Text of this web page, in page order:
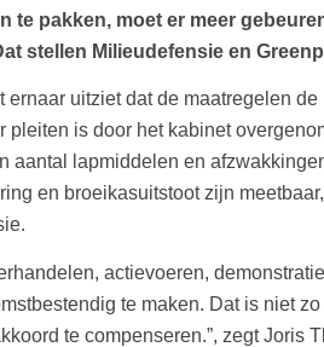
te pakken, moet er meer
stellen Milieudefensie en
ernaar uitziet dat de maatregelen
pleiten is door het kabinet
aantal lapmiddelen en
en broeikasuitstoot zijn
actievoeren,
te maken. Dat is niet
te compenseren.”, zegt Joris